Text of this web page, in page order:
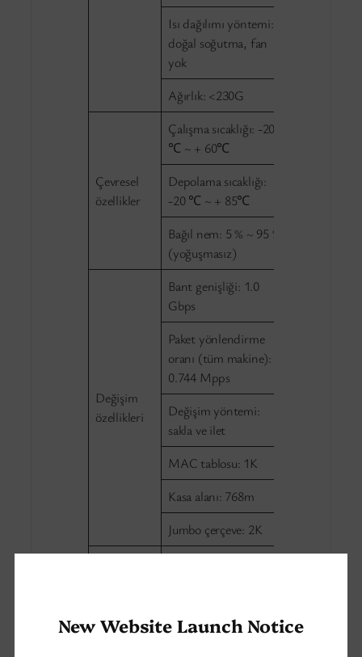
Isı dağılımı yöntemi:
doğal soğutma, fan
yok
Ağırlık: <230G
Çevresel
özellikler
Çalışma sıcaklığı: -20
℃ ~ + 60℃
Depolama sıcaklığı:
-20 ℃ ~ + 85℃
Bağıl nem: 5 % ~ 95 %
(yoğuşmasız)
Değişim
özellikleri
Bant genişliği: 1.0
Gbps
Paket yönlendirme
oranı (tüm makine):
0.744 Mpps
Değişim yöntemi:
sakla ve ilet
MAC tablosu: 1K
Kasa alanı: 768m
Jumbo çerçeve: 2K
Güç tüketimi: < 3 W
New Website Launch Notice